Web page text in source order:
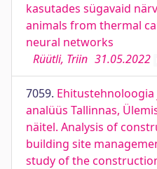
kasutades sügavaid
animals from thermal
neural networks
Rüütli, Triin 31.05.2022
7059.
analüüs Tallinnas,
näitel. Analysis of
building site
study of the